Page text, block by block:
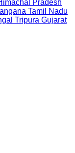
Pradesh
Tamil Nadu
Tripura Gujarat